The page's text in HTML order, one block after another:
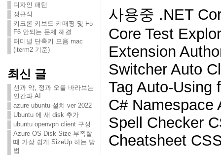
디자인 패턴
정규식
키크론 키보드 키매핑 및 F5
F6 안되는 문제 해결
터미널 단축키 모음 mac
(iterm2 기준)
최신 글
선과 악, 정과 오를 바라보는
인간과 AI
azure ubuntu 설치 ver 2022
Ubuntu 에 새 disk 추가
ubuntu openvpn client 구성
Azure OS Disk Size 부족할
때 가장 쉽게 SizeUp 하는 방
법
사용중 .NET
Core Test
Extension
Switcher Auto
Tag Auto-Using
C# Namespace
Spell Checker
Cheatsheet